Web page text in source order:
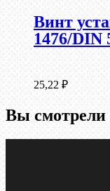
Винт
1476/DIN
25,22 ₽
Вы смотрели